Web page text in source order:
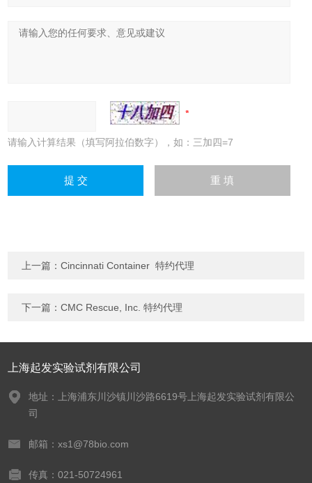
请输入计算结果（填写阿拉伯数字），如：三加四=7
上一篇：Cincinnati Container 特约代理
下一篇：CMC Rescue, Inc. 特约代理
上海起发实验试剂有限公司
地址：上海浦东川沙镇川沙路6619号上海起发实验试剂有限公
司
邮箱：xs1@78bio.com
传真：021-50724961